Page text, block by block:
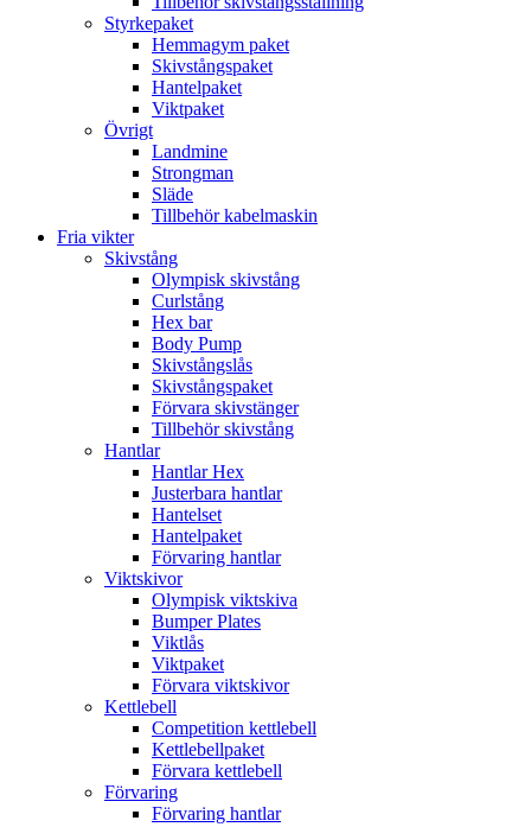
Styrkepaket
Hemmagym paket
Skivstångspaket
Hantelpaket
Viktpaket
Övrigt
Landmine
Strongman
Släde
Tillbehör kabelmaskin
Fria vikter
Skivstång
Olympisk skivstång
Curlstång
Hex bar
Body Pump
Skivstångslås
Skivstångspaket
Förvara skivstänger
Tillbehör skivstång
Hantlar
Hantlar Hex
Justerbara hantlar
Hantelset
Hantelpaket
Förvaring hantlar
Viktskivor
Olympisk viktskiva
Bumper Plates
Viktlås
Viktpaket
Förvara viktskivor
Kettlebell
Competition kettlebell
Kettlebellpaket
Förvara kettlebell
Förvaring
Förvaring hantlar